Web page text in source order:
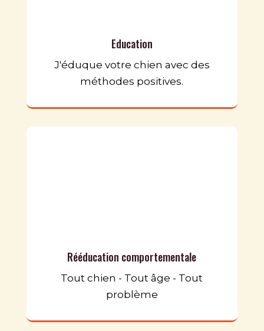
Education
J'éduque votre chien avec des
méthodes positives.
Rééducation comportementale
Tout chien - Tout âge - Tout
problème